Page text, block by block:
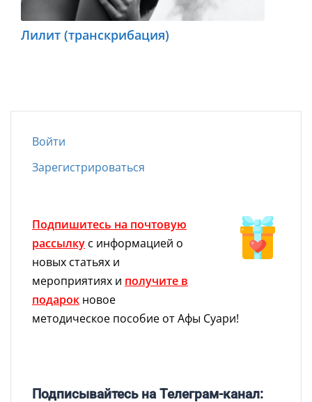
Лилит (транскрибация)
Войти
Зарегистрироваться
Подпишитесь на почтовую
рассылку с информацией о
новых статьях и
мероприятиях и получите в
подарок новое
методическое пособие от Афы Суари!
Подписывайтесь на Телеграм-канал: